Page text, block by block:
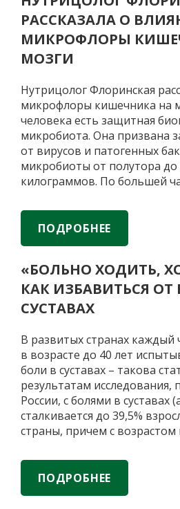
нельзя
пить
пробиотики
что
так
модно
РАССКАЗАЛА О
МИКРОФЛОРЫ
МОЗГИ
Нутрицолог Флоринская
микрофлоры кишечника на
человека есть защитная
микробиота. Она призвана
от вирусов и патогенных
микробиоты от полутора до
килограммов. По большей
кишечнике (около трех
распределена по коже,
другим
Нутрицолог
рассказала
о
влиянии
микрофлоры
на
мозги
ПОДРОБНЕЕ
«БОЛЬНО ХОДИТЬ,
КАК ИЗБАВИТЬСЯ ОТ
СУСТАВАХ
В развитых странах каждый
в возрасте до 40 лет
боли в суставах – такова
результатам исследования,
России, с болями в суставах
сталкивается до 39,5%
страны, причем с возрастом
молодость суставов,
суставы…«Больно
ПОДРОБНЕЕ